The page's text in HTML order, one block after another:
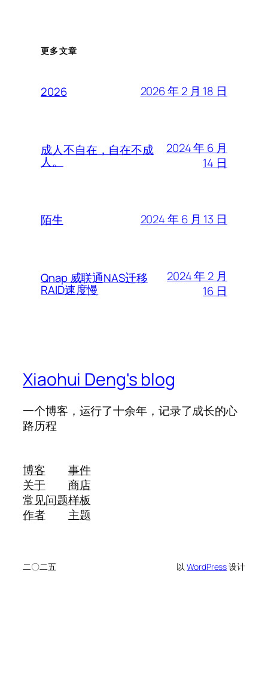
更多文章
2026 2026 年 2 月 18 日
成人不自在，自在不成
人。
2024 年 6 月
14 日
陌生 2024 年 6 月 13 日
Qnap 威联通NAS迁移
RAID速度慢
2024 年 2 月
16 日
Xiaohui Deng's blog
一个博客，运行了十余年，记录了成长的心
路历程
博客
关于
常见问题
作者
事件
商店
样板
主题
二〇二五 以WordPress设计